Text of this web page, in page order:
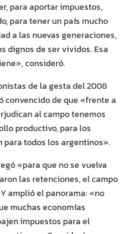
para aportar impuestos,
para tener un país mucho
a las nuevas generaciones,
dignos de ser vividos. Esa
consideró.
de la gesta del 2008
convencido de que «frente a
al campo tenemos
productivo, para los
todos los argentinos».
«para que no se vuelva
las retenciones, el campo
amplió el panorama: «no
muchas economías
impuestos para el